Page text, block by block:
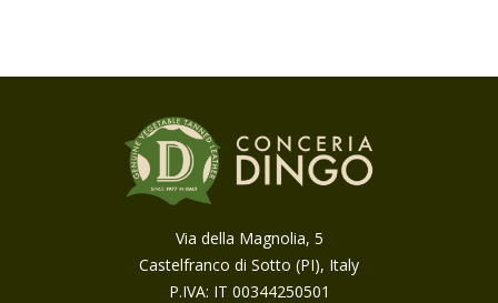
Via della Magnolia, 5
Castelfranco di Sotto (PI), Italy
P.IVA: IT 00344250501